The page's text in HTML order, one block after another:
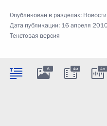
Опубликован в разделах: Новости
Дата публикации: 16 апреля
Текстовая версия
6 4м 4м